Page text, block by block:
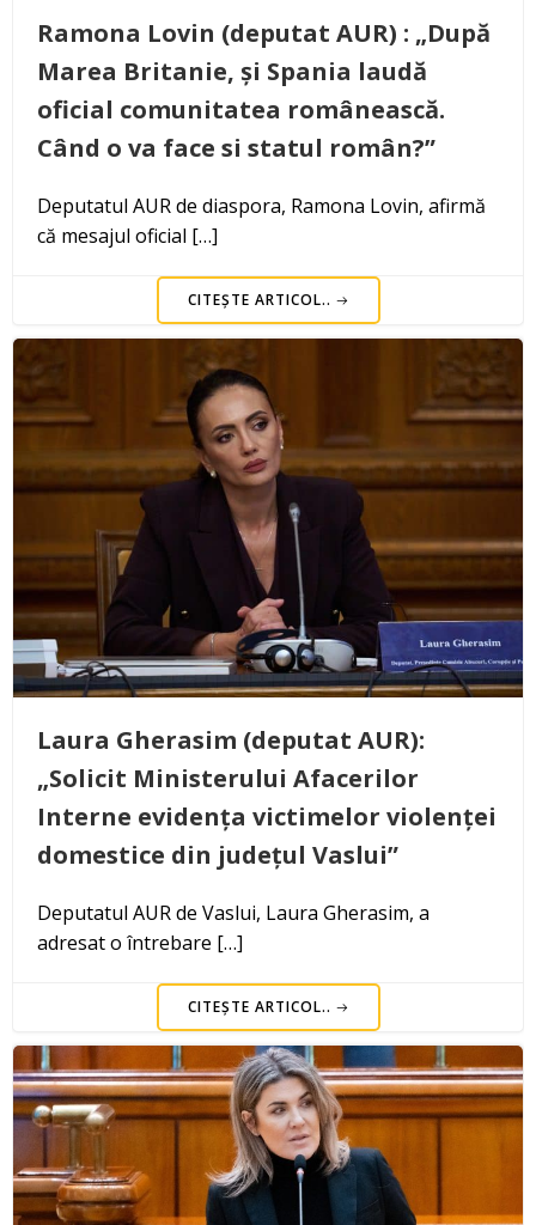
Ramona Lovin (deputat AUR) : „După
Marea Britanie, și Spania laudă
oficial comunitatea românească.
Când o va face si statul român?”
Deputatul AUR de diaspora, Ramona Lovin, afirmă
că mesajul oficial […]
CITEȘTE ARTICOL..
Laura Gherasim (deputat AUR):
„Solicit Ministerului Afacerilor
Interne evidența victimelor violenței
domestice din județul Vaslui”
Deputatul AUR de Vaslui, Laura Gherasim, a
adresat o întrebare […]
CITEȘTE ARTICOL..